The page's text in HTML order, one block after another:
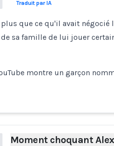
Traduit par IA
que ce qu'il avait négocié
sa famille de lui jouer
montre un garçon
Moment choquant